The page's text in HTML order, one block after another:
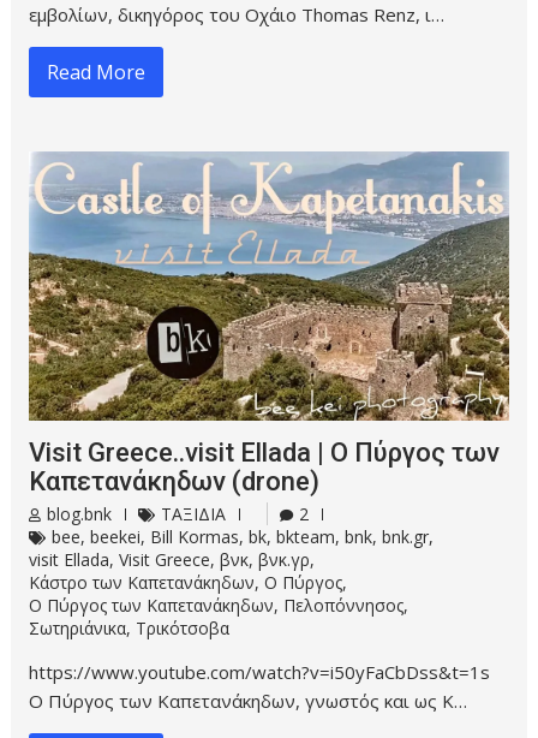
εμβολίων, δικηγόρος του Οχάιο Thomas Renz, ι…
Read More
Visit Greece..visit Ellada | Ο Πύργος των
Καπετανάκηδων (drone)
blog.bnk ΤΑΞΙΔΙΑ
2
bee,beekei, Bill Kormas,bk,bkteam,bnk,bnk.gr,
visit Ellada,Visit Greece,βνκ,βνκ.γρ,
Κάστρο των Καπετανάκηδων,Ο Πύργος,
Ο Πύργος των Καπετανάκηδων, Πελοπόννησος,
Σωτηριάνικα, Τρικότσοβα
https://www.youtube.com/watch?v=i50yFaCbDss&t=1s
Ο Πύργος των Καπετανάκηδων, γνωστός και ως Κ…